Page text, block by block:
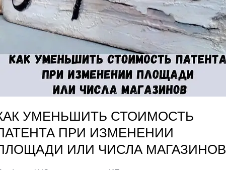
УМЕНЬШИТЬ СТОИМОСТЬ
ПРИ ИЗМЕНЕНИИ
ИЛИ ЧИСЛА МАГАЗИНОВ